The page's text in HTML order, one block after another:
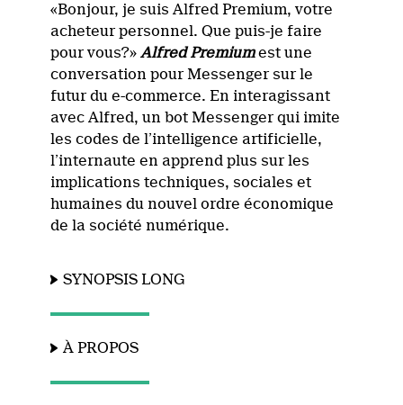
«Bonjour, je suis Alfred Premium, votre
acheteur personnel. Que puis-je faire
pour vous?»Alfred Premium est une
conversation pour Messenger sur le
futur du e-commerce. En interagissant
avec Alfred, un bot Messenger qui imite
les codes de l’intelligence artificielle,
l’internaute en apprend plus sur les
implications techniques, sociales et
humaines du nouvel ordre économique
de la société numérique.
SYNOPSIS LONG
À PROPOS